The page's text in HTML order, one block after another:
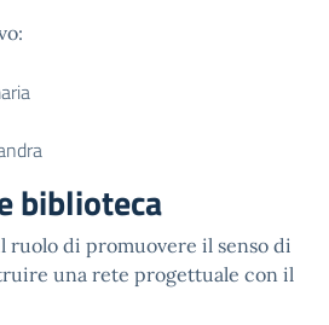
biblioteca
ruolo di promuovere il senso di
una rete progettuale con il